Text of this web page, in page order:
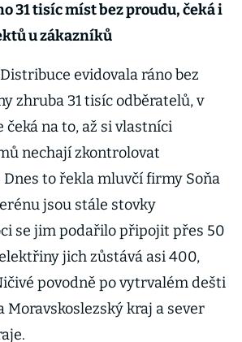
31 tisíc míst bez proudu, čeká i
u zákazníků
evidovala ráno bez
zhruba 31 tisíc odběratelů, v
na to, až si vlastníci
nechají zkontrolovat
to řekla mluvčí firmy Soňa
jsou stále stovky
se jim podařilo připojit přes 50
jich zůstává asi 400,
povodně po vytrvalém dešti
Moravskoslezský kraj a sever